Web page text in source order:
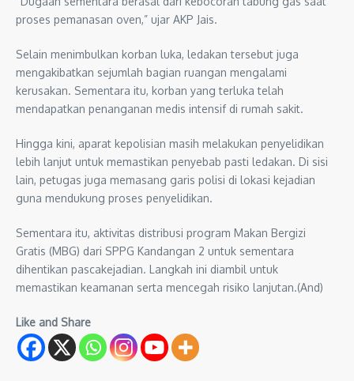
proses pemanasan oven,” ujar AKP Jais.
Selain menimbulkan korban luka, ledakan tersebut juga
mengakibatkan sejumlah bagian ruangan mengalami
kerusakan. Sementara itu, korban yang terluka telah
mendapatkan penanganan medis intensif di rumah sakit.
Hingga kini, aparat kepolisian masih melakukan penyelidikan
lebih lanjut untuk memastikan penyebab pasti ledakan. Di sisi
lain, petugas juga memasang garis polisi di lokasi kejadian
guna mendukung proses penyelidikan.
Sementara itu, aktivitas distribusi program Makan Bergizi
Gratis (MBG) dari SPPG Kandangan 2 untuk sementara
dihentikan pascakejadian. Langkah ini diambil untuk
memastikan keamanan serta mencegah risiko lanjutan.(And)
Like and Share